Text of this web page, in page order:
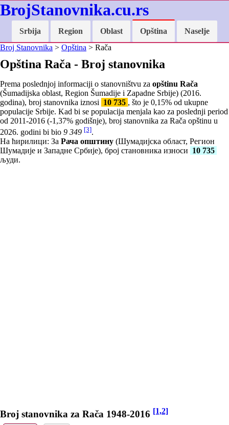
BrojStanovnika.cu.rs
Srbija Region Oblast Opština
Naselje
Broj Stanovnika > Opština > Rača
Opština Rača - Broj stanovnika
Prema poslednjoj informaciji o stanovništvu za opštinu Rača
(Šumadijska oblast, Region Šumadije i Zapadne Srbije) (2016.
godina), broj stanovnika iznosi 10 735 , što je 0,15% od ukupne
populacije Srbije. Kad bi se populacija menjala kao za poslednji period
od 2011-2016 (-1,37% godišnje), broj stanovnika za Rača opštinu u
2026. godini bi bio 9 349 [3].
На ћирилици: За Рача општину (Шумадијска област, Регион
Шумадије и Западне Србије), број становника износи 10 735
људи.
Broj stanovnika za Rača 1948-2016 [1,2]